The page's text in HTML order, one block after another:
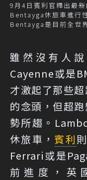
9月4日賓利官釋出最
Bentayga休旅車進行
Bentayga是目前全世
雖然沒有人
Cayenne或是
才激起了那些
的念頭，但超
勢所趨。
休旅車， 賓利
Ferrari或是
前進度，英